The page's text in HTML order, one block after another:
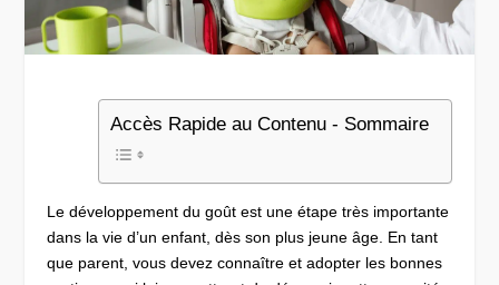
Accès Rapide au Contenu - Sommaire
Le développement du goût est une étape très importante
dans la vie d’un enfant, dès son plus jeune âge. En tant
que parent, vous devez connaître et adopter les bonnes